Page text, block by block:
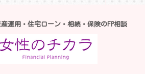
運用・住宅ローン・相続・保険のFP相談